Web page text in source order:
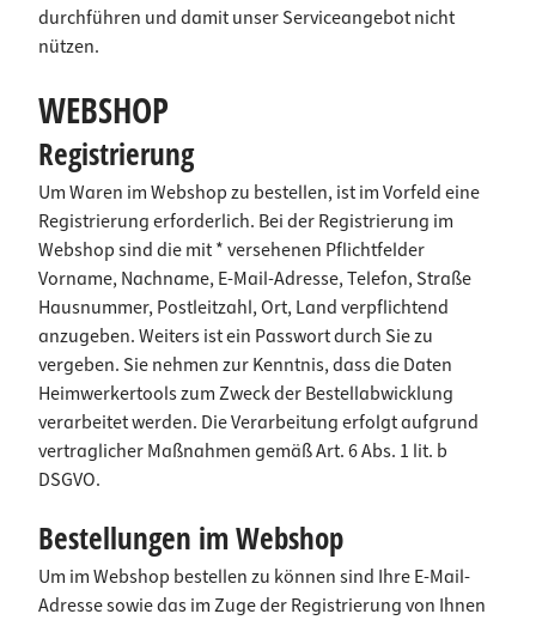
durchführen und damit unser Serviceangebot nicht
nützen.
WEBSHOP
Registrierung
Um Waren im Webshop zu bestellen, ist im Vorfeld eine
Registrierung erforderlich. Bei der Registrierung im
Webshop sind die mit * versehenen Pflichtfelder
Vorname, Nachname, E-Mail-Adresse, Telefon, Straße
Hausnummer, Postleitzahl, Ort, Land verpflichtend
anzugeben. Weiters ist ein Passwort durch Sie zu
vergeben. Sie nehmen zur Kenntnis, dass die Daten
Heimwerkertools zum Zweck der Bestellabwicklung
verarbeitet werden. Die Verarbeitung erfolgt aufgrund
vertraglicher Maßnahmen gemäß Art. 6 Abs. 1 lit. b
DSGVO.
Bestellungen im Webshop
Um im Webshop bestellen zu können sind Ihre E-Mail-
Adresse sowie das im Zuge der Registrierung von Ihnen